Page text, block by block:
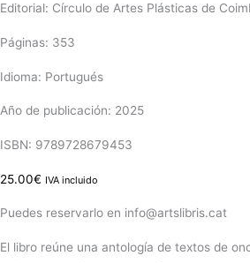
Editorial: Círculo de Artes Plásticas de
Páginas: 353
Idioma: Portugués
Año de publicación: 2025
ISBN: 9789728679453
25.00€ IVA incluido
Puedes reservarlo en info@artslibris.cat
El libro reúne una antología de textos de